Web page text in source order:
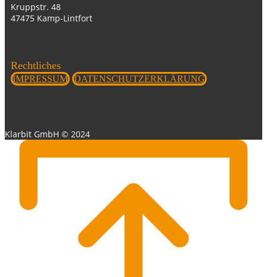
Kruppstr. 48
47475 Kamp-Lintfort
Rechtliches
IMPRESSUM DATENSCHUTZERKLÄRUNG
Klarbit GmbH © 2024